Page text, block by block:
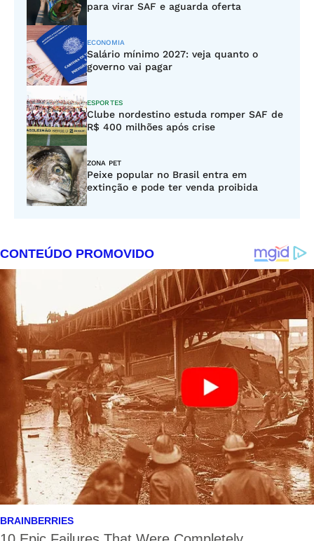
para virar SAF e aguarda oferta
ECONOMIA
Salário mínimo 2027: veja quanto o
governo vai pagar
ESPORTES
Clube nordestino estuda romper SAF de
R$ 400 milhões após crise
ZONA PET
Peixe popular no Brasil entra em
extinção e pode ter venda proibida